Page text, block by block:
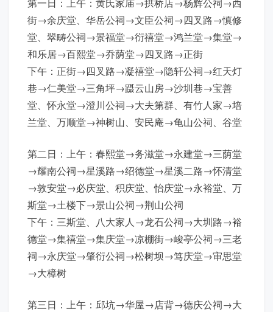
街→余庆堂、华岳公祠→文臣公祠→四叉路→慎修
堂、翠畴公祠→景福堂→衍禧堂→鸿兰堂→集堂→
和乐居→百熙堂→乔荫堂→四叉路→正街
下午：正街→四叉路→凝禧堂→隐轩公祠→红天灯
巷→仁美堂→三角坪→蹑云山房→沙圳巷→宝善
堂、怀永堂→澄川公祠→大夫第群、有竹人家→培
兰堂、万顺堂→神树山、安民庵→龟山公祠、谷堂
第二日：上午：春熙堂→务滋堂→永建堂→三荫堂
→耀南公祠→星溪路→绍德堂→星溪二路→怀清堂
→敦安堂→必庆堂、积庆堂、怡庆堂→永裕堂、万
斯堂→土楼下→景山公祠→荆山公祠
下午：三斯堂、八大家人→龙石公祠→大圳路→裕
德堂→集禧堂→集庆堂→凉棚街→峻亭公祠→三老
祠→永庆堂→肇衍公祠→松树坝→笃庆堂→审思堂
→大樟树
第三日：上午：邱坑→华屋→店背→德庆公祠→大